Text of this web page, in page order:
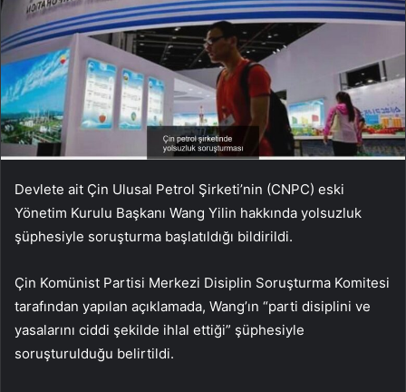
Devlete ait Çin Ulusal Petrol Şirketi’nin (CNPC) eski
Yönetim Kurulu Başkanı Wang Yilin hakkında yolsuzluk
şüphesiyle soruşturma başlatıldığı bildirildi.
Çin Komünist Partisi Merkezi Disiplin Soruşturma Komitesi
tarafından yapılan açıklamada, Wang’ın “parti disiplini ve
yasalarını ciddi şekilde ihlal ettiği” şüphesiyle
soruşturulduğu belirtildi.